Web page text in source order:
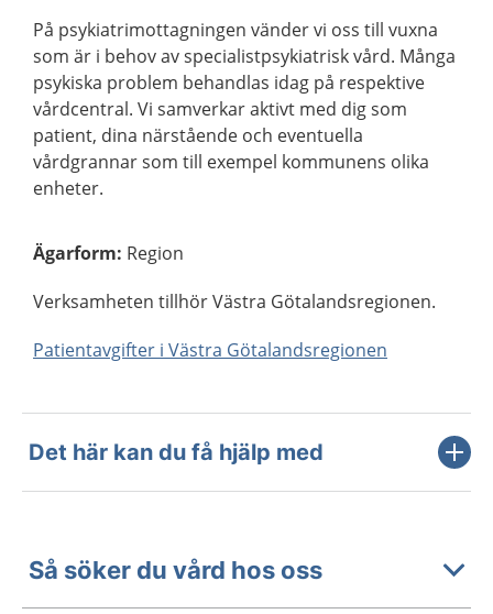
På psykiatrimottagningen vänder vi oss till vuxna
som är i behov av specialistpsykiatrisk vård. Många
psykiska problem behandlas idag på respektive
vårdcentral. Vi samverkar aktivt med dig som
patient, dina närstående och eventuella
vårdgrannar som till exempel kommunens olika
enheter.
Ägarform: Region
Verksamheten tillhör Västra Götalandsregionen.
Patientavgifter i Västra Götalandsregionen
Det här kan du få hjälp med
Så söker du vård hos oss